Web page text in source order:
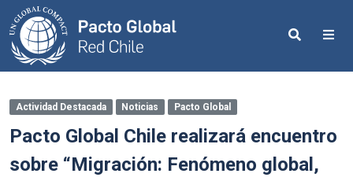
Search
Actividad Destacada Noticias Pacto Global
Pacto Global Chile realizará encuentro
sobre “Migración: Fenómeno global,